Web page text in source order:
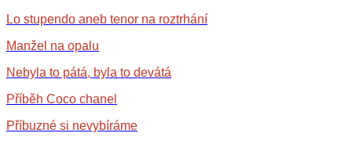
Lo stupendo aneb tenor na roztrhání
Manžel na opalu
Nebyla to pátá, byla to devátá
Příběh Coco chanel
Příbuzné si nevybíráme